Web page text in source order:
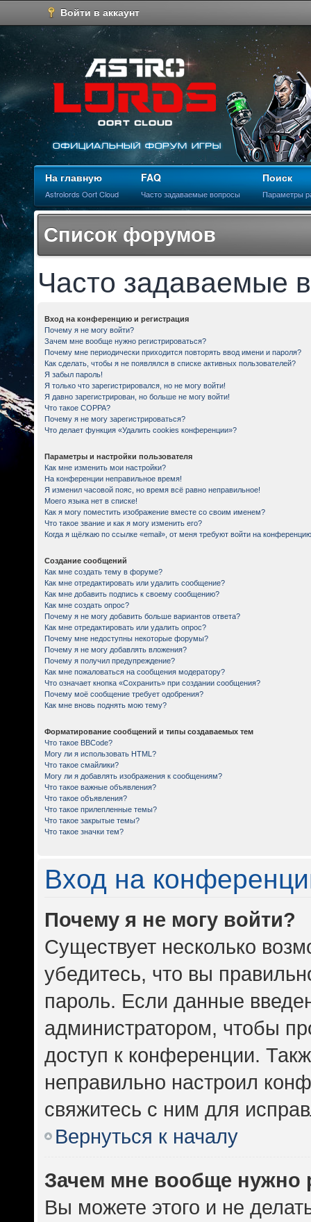
Войти в аккаунт
На главную
Astrolords Oort Cloud
FAQ
Часто задаваемые вопросы
Поиск
Параметры
Список форумов
Часто задаваемые
Вход на конференцию и регистрация
Почему я не могу войти?
Зачем мне вообще нужно регистрироваться?
Почему мне периодически приходится повторять ввод имени и пароля?
Как сделать, чтобы я не появлялся в списке активных пользователей?
Я забыл пароль!
Я только что зарегистрировался, но не могу войти!
Я давно зарегистрирован, но больше не могу войти!
Что такое COPPA?
Почему я не могу зарегистрироваться?
Что делает функция «Удалить cookies конференции»?
Параметры и настройки пользователя
Как мне изменить мои настройки?
На конференции неправильное время!
Я изменил часовой пояс, но время всё равно неправильное!
Моего языка нет в списке!
Как я могу поместить изображение вместе со своим именем?
Что такое звание и как я могу изменить его?
Когда я щёлкаю по ссылке «email», от меня требуют войти на
Создание сообщений
Как мне создать тему в форуме?
Как мне отредактировать или удалить сообщение?
Как мне добавить подпись к своему сообщению?
Как мне создать опрос?
Почему я не могу добавить больше вариантов ответа?
Как мне отредактировать или удалить опрос?
Почему мне недоступны некоторые форумы?
Почему я не могу добавлять вложения?
Почему я получил предупреждение?
Как мне пожаловаться на сообщения модератору?
Что означает кнопка «Сохранить» при создании сообщения?
Почему моё сообщение требует одобрения?
Как мне вновь поднять мою тему?
Форматирование сообщений и типы создаваемых тем
Что такое BBCode?
Могу ли я использовать HTML?
Что такое смайлики?
Могу ли я добавлять изображения к сообщениям?
Что такое важные объявления?
Что такое объявления?
Что такое прилепленные темы?
Что такое закрытые темы?
Что такое значки тем?
Вход на
Почему я не могу войти?
Существует несколько
убедитесь, что вы
пароль. Если данные
администратором, чтобы
доступ к конференции.
неправильно настроил
свяжитесь с ним для
Вернуться к началу
Зачем мне вообще нужно
Вы можете этого и не